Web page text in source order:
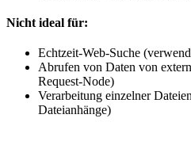
Nicht ideal für:
Echtzeit-Web-Suche
Abrufen von Daten von
Request-Node)
Verarbeitung einzelner
Dateianhänge)